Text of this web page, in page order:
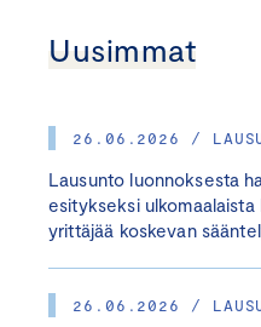
Uusimmat
26.06.2026 /
Lausunto luonnoksesta
esitykseksi ulkomaalaista
yrittäjää koskevan
26.06.2026 /